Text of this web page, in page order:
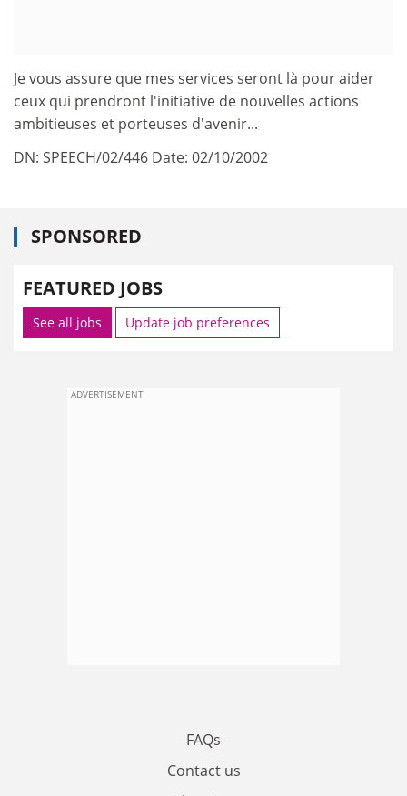
Je vous assure que mes services seront là pour aider
ceux qui prendront l'initiative de nouvelles actions
ambitieuses et porteuses d'avenir...
DN: SPEECH/02/446 Date: 02/10/2002
SPONSORED
FEATURED JOBS
See all jobs Update job preferences
ADVERTISEMENT
FAQs
Contact us